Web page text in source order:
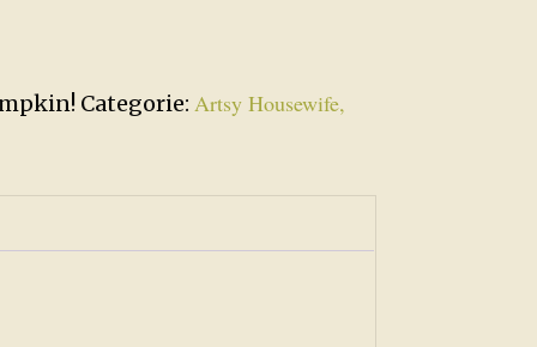
Categorie: Artsy Housewife,